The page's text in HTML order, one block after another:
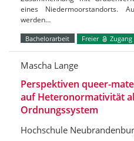
eines Niedermoorstandorts.
werden…
Bachelorarbeit Freier Zugang
Mascha Lange
Perspektiven queer-
auf Heteronormativität
Ordnungssystem
Hochschule